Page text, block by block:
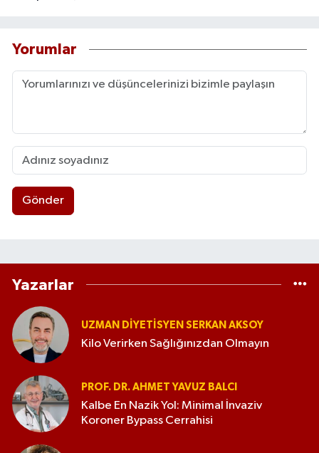
yayımladı. Hastalıkları görsellerle anlatmakla
ilgili beş kitap yayımladı. Bilmecelerle tıp
yaptı ve sağlık haberciliği konusunda onlarca
haberin yayımlanmasını sağladı. Malatya yerel
Terimleri Çalışma Grubu ve TDK Hemşirelik
Terimleri Çalışma Grubu üyeliği yaptı. Sözlük
“Tıp Dili” dersleri verdi. ”Tıp Terimleri
Karşılıklar Kılavuzu” android telefon
Yorumlar
Gönder
Yazarlar
UZMAN DIYETISYEN SERKAN AKSOY
Kilo Verirken Sağlığınızdan Olmayın
PROF. DR. AHMET YAVUZ BALCI
Kalbe En Nazik Yol: Minimal İnvaziv
Koroner Bypass Cerrahisi